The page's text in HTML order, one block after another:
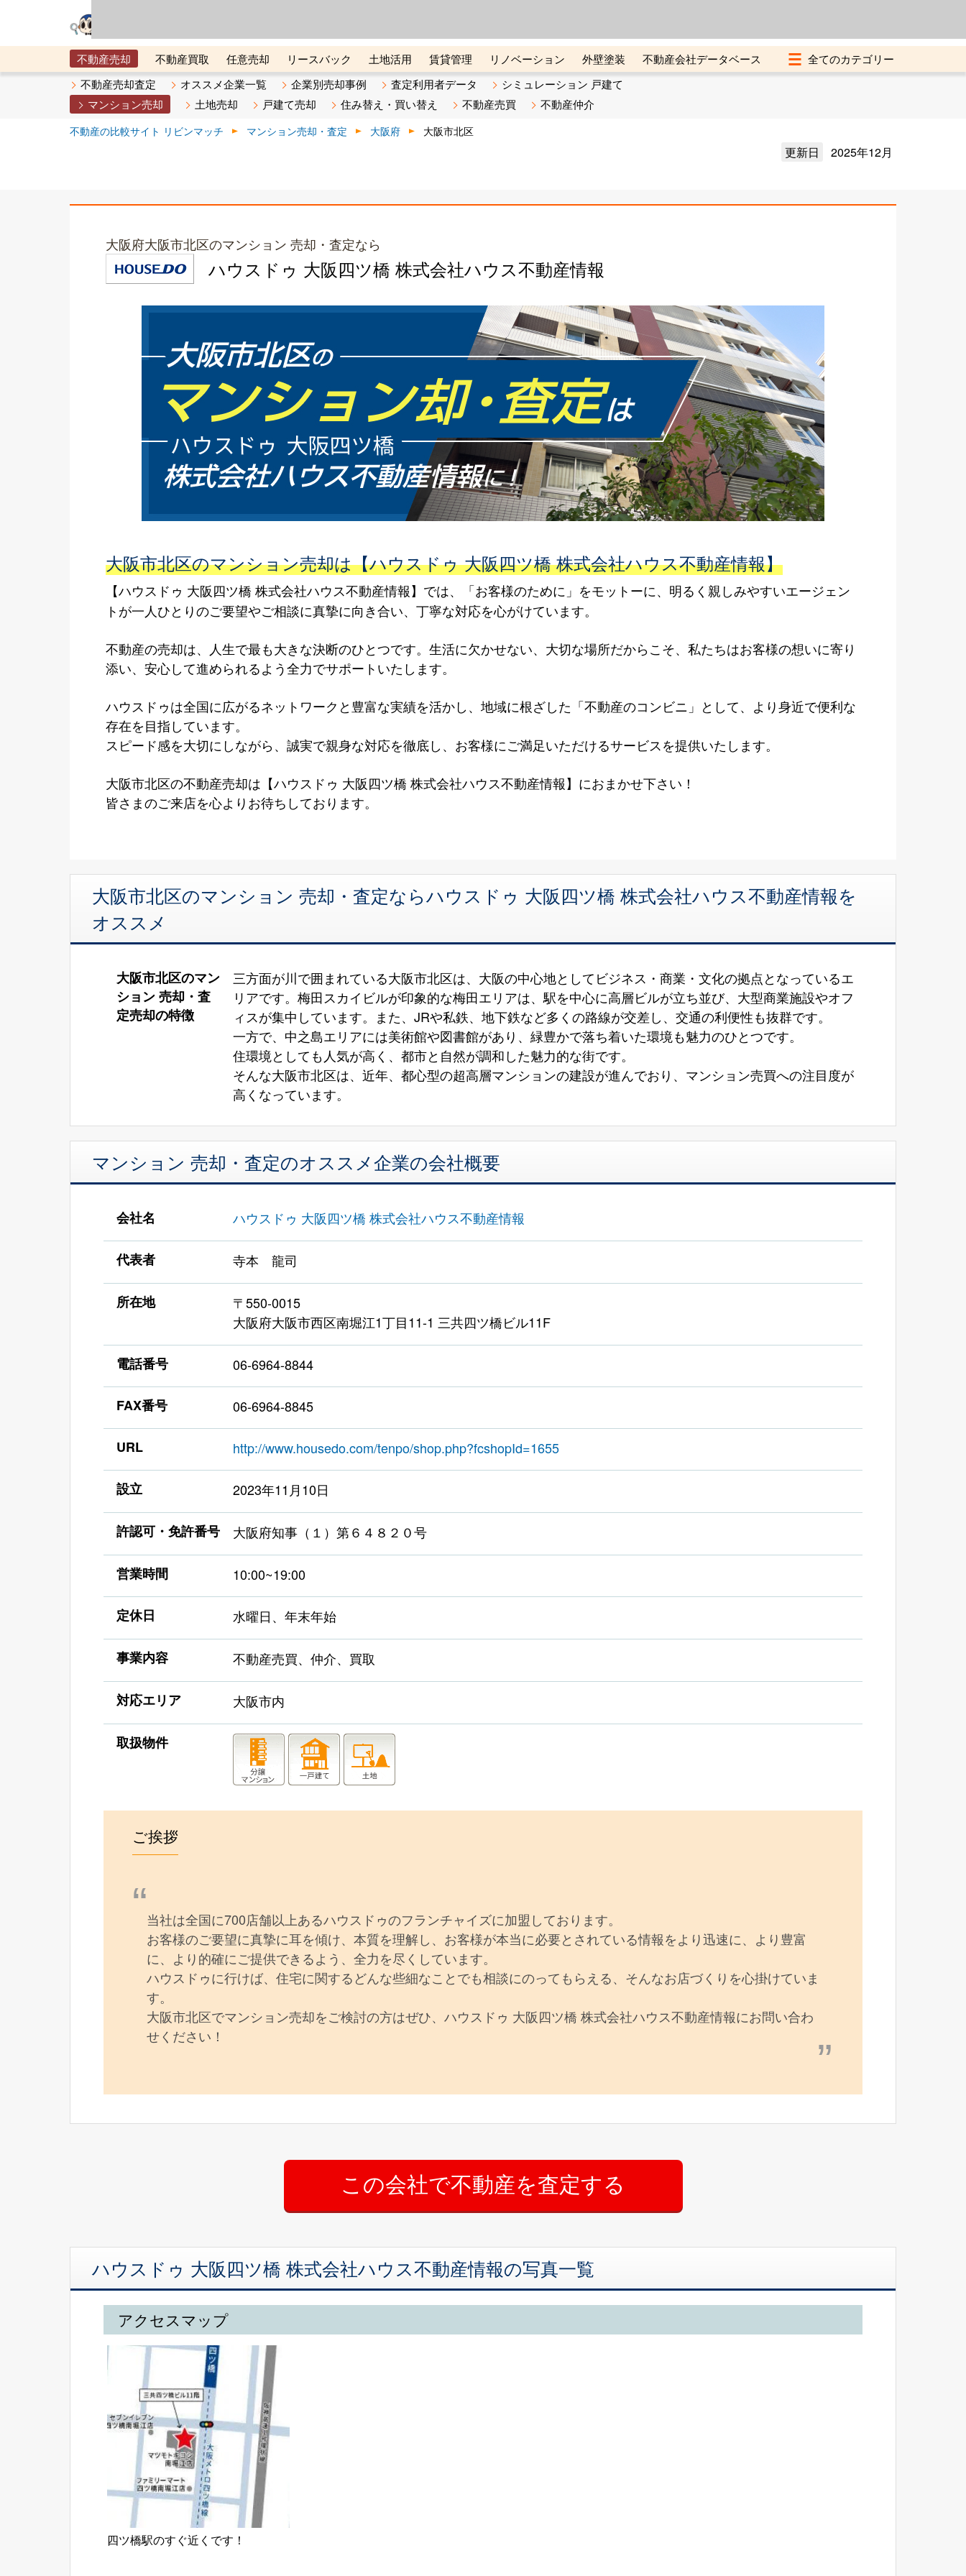
不動産売却 不動産買取 任意売却 リースバック 土地活用 賃貸管理 リノベーション 外壁塗装
不動産会社データベース
メタ住宅展示場
ベスト不動産カンパニー オンライン講座 リビンマガジンBiz 不動産売却ご相談デスク
不動産売却査定 オススメ企業一覧 企業別売却事例 査定利用者データ
シミュレーション 戸建て
マンション売却
土地売却 戸建て売却 住み替え・買い替え 不動産売買 不動産仲介
不動産の比較サイト リビンマッチ マンション売却・査定 大阪府 大阪市北区
更新日 2025年12月
大阪府大阪市北区のマンション 売却・査定なら
ハウスドゥ 大阪四ツ橋 株式会社ハウス不動産情報
大阪市北区のマンション売却は【ハウスドゥ 大阪四ツ橋 株式会社ハウス不動産情報】
【ハウスドゥ 大阪四ツ橋 株式会社ハウス不動産情報】では、「お客様のために」をモットーに、明るく親しみやすいエージェン
トが一人ひとりのご要望やご相談に真摯に向き合い、丁寧な対応を心がけています。
不動産の売却は、人生で最も大きな決断のひとつです。生活に欠かせない、大切な場所だからこそ、私たちはお客様の想いに寄り
添い、安心して進められるよう全力でサポートいたします。
ハウスドゥは全国に広がるネットワークと豊富な実績を活かし、地域に根ざした「不動産のコンビニ」として、より身近で便利な
存在を目指しています。
スピード感を大切にしながら、誠実で親身な対応を徹底し、お客様にご満足いただけるサービスを提供いたします。
大阪市北区の不動産売却は【ハウスドゥ 大阪四ツ橋 株式会社ハウス不動産情報】におまかせ下さい！
皆さまのご来店を心よりお待ちしております。
大阪市北区のマンション 売却・査定ならハウスドゥ 大阪四ツ橋 株式会社ハウス不動産情報を
オススメ
大阪市北区のマン
ション 売却・査
定売却の特徴
三方面が川で囲まれている大阪市北区は、大阪の中心地としてビジネス・商業・文化の拠点となっているエ
リアです。梅田スカイビルが印象的な梅田エリアは、駅を中心に高層ビルが立ち並び、大型商業施設やオフ
ィスが集中しています。また、JRや私鉄、地下鉄など多くの路線が交差し、交通の利便性も抜群です。
一方で、中之島エリアには美術館や図書館があり、緑豊かで落ち着いた環境も魅力のひとつです。
住環境としても人気が高く、都市と自然が調和した魅力的な街です。
そんな大阪市北区は、近年、都心型の超高層マンションの建設が進んでおり、マンション売買への注目度が
高くなっています。
マンション 売却・査定のオススメ企業の会社概要
会社名 ハウスドゥ 大阪四ツ橋 株式会社ハウス不動産情報
代表者 寺本 龍司
所在地
〒550-0015
大阪府大阪市西区南堀江1丁目11-1 三共四ツ橋ビル11F
電話番号 06-6964-8844
FAX番号 06-6964-8845
URL http://www.housedo.com/tenpo/shop.php?fcshopId=1655
設立 2023年11月10日
許認可・免許番号 大阪府知事（１）第６４８２０号
営業時間 10:00~19:00
定休日 水曜日、年末年始
事業内容 不動産売買、仲介、買取
対応エリア 大阪市内
取扱物件
ご挨拶
当社は全国に700店舗以上あるハウスドゥのフランチャイズに加盟しております。
お客様のご要望に真摯に耳を傾け、本質を理解し、お客様が本当に必要とされている情報をより迅速に、より豊富
に、より的確にご提供できるよう、全力を尽くしています。
ハウスドゥに行けば、住宅に関するどんな些細なことでも相談にのってもらえる、そんなお店づくりを心掛けていま
す。
大阪市北区でマンション売却をご検討の方はぜひ、ハウスドゥ 大阪四ツ橋 株式会社ハウス不動産情報にお問い合わ
せください！
ハウスドゥ 大阪四ツ橋 株式会社ハウス不動産情報の写真一覧
アクセスマップ
四ツ橋駅のすぐ近くです！